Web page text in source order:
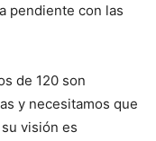
pendiente con las
de 120 son
y necesitamos que
visión es